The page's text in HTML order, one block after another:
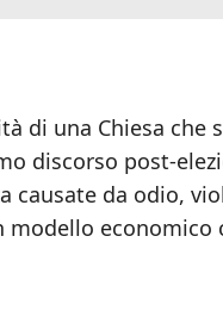
di una Chiesa che
discorso post-
causate da odio,
economico